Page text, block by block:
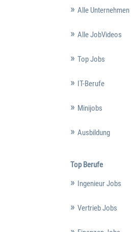
Alle Unternehmen
Alle JobVideos
Top Jobs
IT-Berufe
Minijobs
Ausbildung
Top Berufe
Ingenieur Jobs
Vertrieb Jobs